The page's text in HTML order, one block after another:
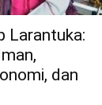
Larantuka:
dan